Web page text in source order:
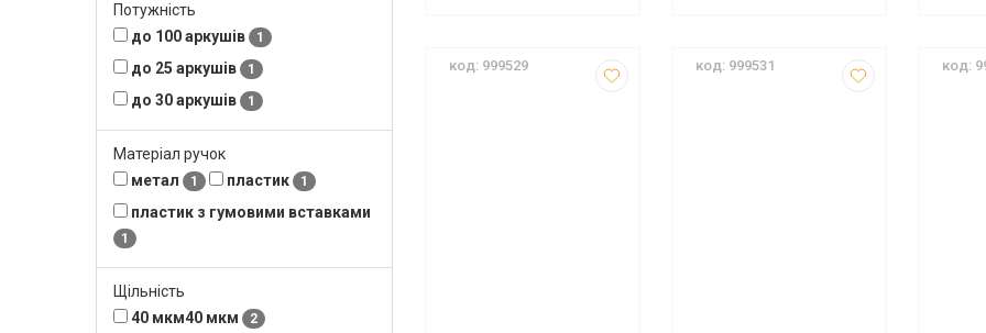
Потужність
до 100 аркушів
1
до 25 аркушів 1
до 30 аркушів 1
Матеріал ручок
метал
1 пластик 1
пластик з гумовими вставками
1
Щільність
40 мкм40 мкм
2
код: 999529 код: 999531 код: